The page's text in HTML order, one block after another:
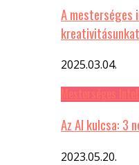
A mesterséges
2025.03.04.
Az AI kulcsa: 3
2023.05.20.